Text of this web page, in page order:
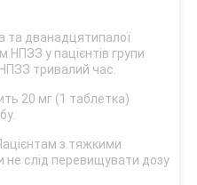
та дванадцятипалої
у пацієнтів групи
тривалий час.
20 мг (1 таблетка)
з тяжкими
не слід перевищувати дозу